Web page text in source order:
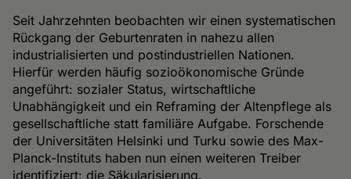
Seit Jahrzehnten beobachten wir einen systematischen
Rückgang der Geburtenraten in nahezu allen
industrialisierten und postindustriellen Nationen.
Hierfür werden häufig sozioökonomische Gründe
angeführt: sozialer Status, wirtschaftliche
Unabhängigkeit und ein Reframing der Altenpflege als
gesellschaftliche statt familiäre Aufgabe. Forschende
der Universitäten Helsinki und Turku sowie des Max-
Planck-Instituts haben nun einen weiteren Treiber
identifiziert: die Säkularisierung.